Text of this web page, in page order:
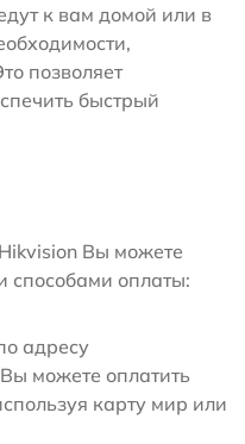
к вам домой или в
позволяет
быстрый
Вы можете
способами оплаты:
адресу
можете оплатить
карту мир или